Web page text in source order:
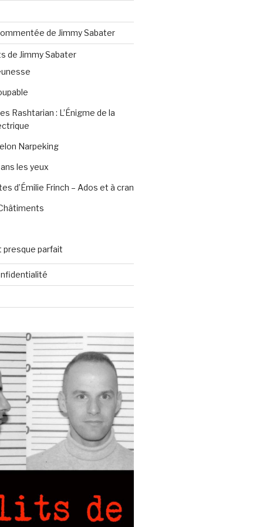
de Jimmy Sabater
de Jimmy Sabater
Rashtarian : L’Énigme de la
Narpeking
les yeux
d’Émilie Frinch – Ados et à cran
presque parfait
par WordPress